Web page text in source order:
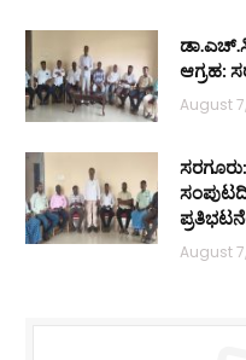
ಆಗ್ರಹ:
August
August